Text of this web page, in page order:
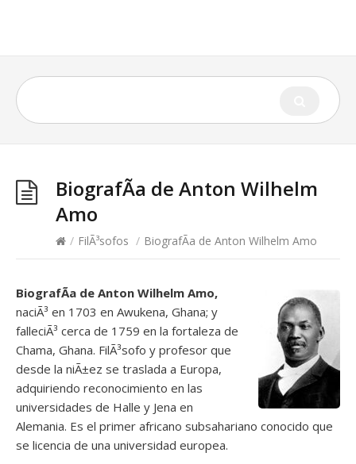
BiografÃ­a de Anton Wilhelm
Amo
/ FilÃ³sofos / BiografÃ­a de Anton Wilhelm Amo
BiografÃ­a de Anton Wilhelm Amo,
naciÃ³ en 1703 en Awukena, Ghana; y
falleciÃ³ cerca de 1759 en la fortaleza de
Chama, Ghana. FilÃ³sofo y profesor que
desde la niÃ±ez se traslada a Europa,
adquiriendo reconocimiento en las
universidades de Halle y Jena en
Alemania. Es el primer africano subsahariano conocido que
se licencia de una universidad europea.